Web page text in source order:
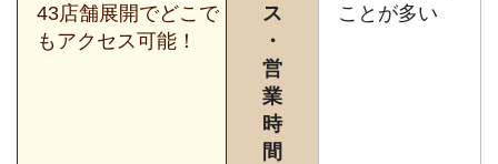
43店舗展開でどこで
もアクセス可能！
ス
・
営
業
時
間
ことが多い